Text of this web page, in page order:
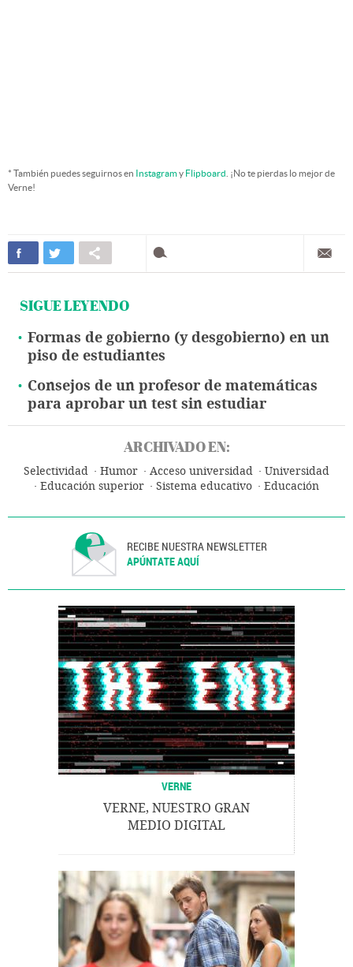
* También puedes seguirnos en Instagramy Flipboard . ¡No te pierdas lo mejor de
Verne!
SIGUE LEYENDO
Formas de gobierno (y desgobierno) en un
piso de estudiantes
Consejos de un profesor de matemáticas
para aprobar un test sin estudiar
ARCHIVADO EN:
Selectividad Humor Acceso universidad
Universidad
Educación superior
Sistema educativo Educación
RECIBE NUESTRA NEWSLETTER
APÚNTATE AQUÍ
VERNE
VERNE, NUESTRO GRAN
MEDIO DIGITAL